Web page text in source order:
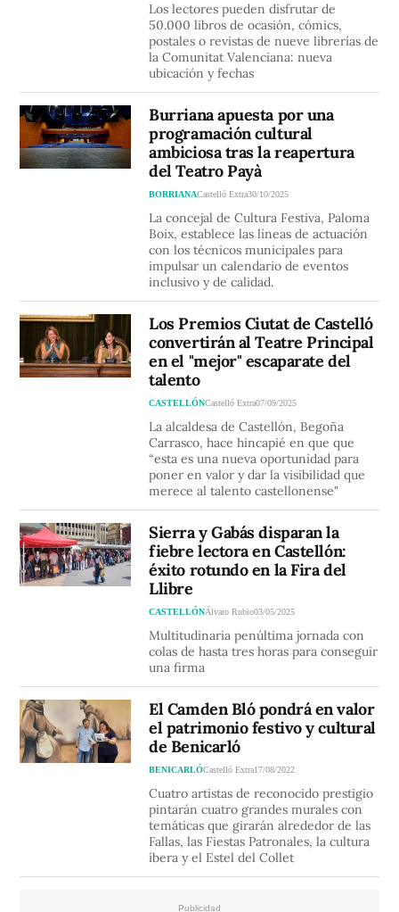
Los lectores pueden disfrutar de
50.000 libros de ocasión, cómics,
postales o revistas de nueve librerías de
la Comunitat Valenciana: nueva
ubicación y fechas
Burriana apuesta por una
programación cultural
ambiciosa tras la reapertura
del Teatro Payà
BORRIANACastelló Extra30/10/2025
La concejal de Cultura Festiva, Paloma
Boix, establece las líneas de actuación
con los técnicos municipales para
impulsar un calendario de eventos
inclusivo y de calidad.
Los Premios Ciutat de Castelló
convertirán al Teatre Principal
en el "mejor" escaparate del
talento
CASTELLÓNCastelló Extra07/09/2025
La alcaldesa de Castellón, Begoña
Carrasco, hace hincapié en que que
“esta es una nueva oportunidad para
poner en valor y dar la visibilidad que
merece al talento castellonense"
Sierra y Gabás disparan la
fiebre lectora en Castellón:
éxito rotundo en la Fira del
Llibre
CASTELLÓNÁlvaro Rubio03/05/2025
Multitudinaria penúltima jornada con
colas de hasta tres horas para conseguir
una firma
El Camden Bló pondrá en valor
el patrimonio festivo y cultural
de Benicarló
BENICARLÓCastelló Extra17/08/2022
Cuatro artistas de reconocido prestigio
pintarán cuatro grandes murales con
temáticas que girarán alrededor de las
Fallas, las Fiestas Patronales, la cultura
íbera y el Estel del Collet